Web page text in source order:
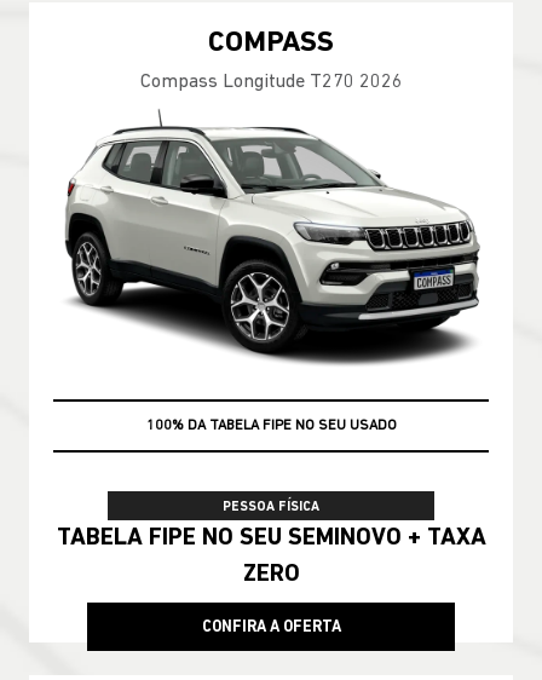
COMPASS
Compass Longitude T270 2026
100% DA TABELA FIPE NO SEU USADO
PESSOA FÍSICA
TABELA FIPE NO SEU SEMINOVO + TAXA
ZERO
CONFIRA A OFERTA